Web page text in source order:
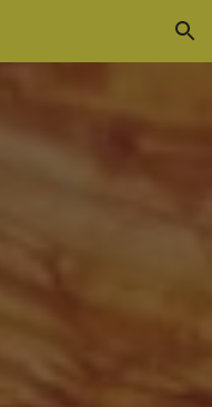
Skip to navigation